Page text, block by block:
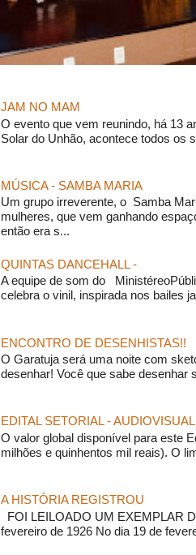
JAM NO MAM
O evento que vem reunindo, há 13
Solar do Unhão, acontece todos os
MÚSICA - SAMBA MARIA
Um grupo irreverente, o Samba
mulheres, que vem ganhando
então era s...
QUINTAS DANCEHALL -
A equipe de som do
celebra o vinil, inspirada nos bailes
ENCONTRO DE DESENHISTAS!!
O Garatuja será uma noite com
desenhar! Você que sabe desenhar
EDITAL SETORIAL - AUDIOVISUAL
O valor global disponível para este
milhões e quinhentos mil reais). O
A HISTÓRIA REGISTROU
FOI LEILOADO UM EXEMPLAR
fevereiro de 1926 No dia 19 de